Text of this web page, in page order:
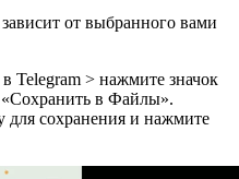
от выбранного вами
Telegram > нажмите значок
в Файлы».
сохранения и нажмите